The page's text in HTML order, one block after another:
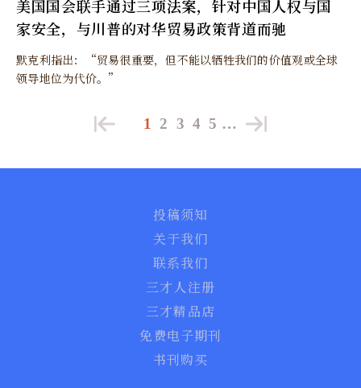
美国国会联手通过三项法案，针对中国人权与国
家安全，与川普的对华贸易政策背道而驰
默克利指出：“贸易很重要，但不能以牺牲我们的价值观或全球
领导地位为代价。”
1 2 3 4 5 …
投稿须知
关于我们
联系我们
三才人注册
三才精品店
免费电子期刊
书刊购买